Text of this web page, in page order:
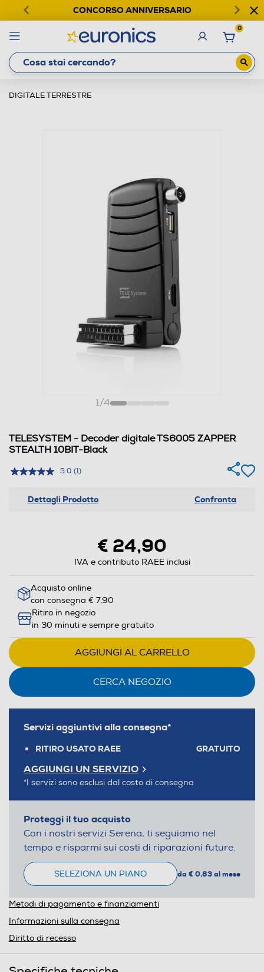
CONCORSO ANNIVERSARIO
0
DIGITALE TERRESTRE
1/4
TELESYSTEM - Decoder digitale TS6005 ZAPPER
STEALTH 10BIT-Black
5.0 (1)
Dettagli Prodotto Confronta
€ 24,90
IVA e contributo RAEE inclusi
Acquisto online
con consegna € 7,90
Ritiro in negozio
in 30 minuti e sempre gratuito
AGGIUNGI AL CARRELLO
CERCA NEGOZIO
Servizi aggiuntivi alla consegna*
RITIRO USATO RAEE GRATUITO
AGGIUNGI UN SERVIZIO
*I servizi sono esclusi dal costo di consegna
Proteggi il tuo acquisto
Con i nostri servizi Serena, ti seguiamo nel
tempo e risparmi sui costi di riparazioni future.
SELEZIONA UN PIANO da € 0,83 al mese
Metodi di pagamento e finanziamenti
Informazioni sulla consegna
Diritto di recesso